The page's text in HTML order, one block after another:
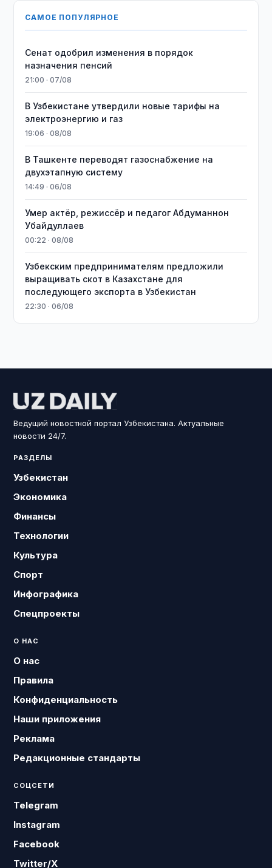
САМОЕ ПОПУЛЯРНОЕ
Сенат одобрил изменения в порядок
назначения пенсий
21:00 · 07/08
В Узбекистане утвердили новые тарифы на
электроэнергию и газ
19:06 · 08/08
В Ташкенте переводят газоснабжение на
двухэтапную систему
14:49 · 06/08
Умер актёр, режиссёр и педагог Абдуманнон
Убайдуллаев
00:22 · 08/08
Узбекским предпринимателям предложили
выращивать скот в Казахстане для
последующего экспорта в Узбекистан
22:30 · 06/08
Ведущий новостной портал Узбекистана. Актуальные
новости 24/7.
РАЗДЕЛЫ
Узбекистан
Экономика
Финансы
Технологии
Культура
Спорт
Инфографика
Спецпроекты
О НАС
О нас
Правила
Конфиденциальность
Наши приложения
Реклама
Редакционные стандарты
СОЦСЕТИ
Telegram
Instagram
Facebook
Twitter/X